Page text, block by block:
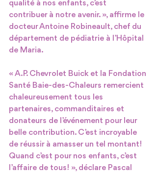
qualité à nos enfants, c’est
contribuer à notre avenir. », affirme le
docteur Antoine Robineault, chef du
département de pédiatrie à l’Hôpital
de Maria.
« A.P. Chevrolet Buick et la Fondation
Santé Baie-des-Chaleurs remercient
chaleureusement tous les
partenaires, commanditaires et
donateurs de l’événement pour leur
belle contribution. C’est incroyable
de réussir à amasser un tel montant!
Quand c’est pour nos enfants, c’est
l’affaire de tous! », déclare Pascal